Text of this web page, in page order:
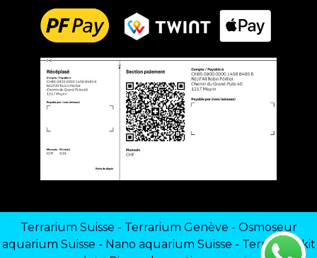
Terrarium Suisse - Terrarium Genève - Osmoseur
aquarium Suisse - Nano aquarium Suisse - Terrarium kit